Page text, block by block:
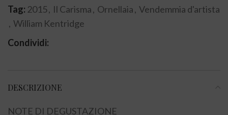
Tag: 2015, Il Carisma, Ornellaia, Vendemmia d'artista
, William Kentridge
Condividi:
DESCRIZIONE
NOTE DI DEGUSTAZIONE